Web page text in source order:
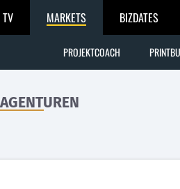
TV MARKETS BIZDATES
PROJEKTCOACH